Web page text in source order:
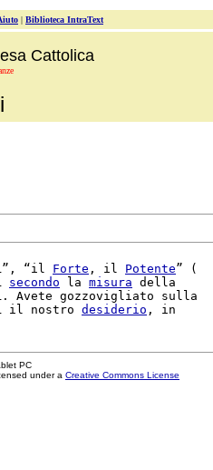
| Biblioteca IntraText
Cattolica
”, “il Forte , il Potente” (
secondo la misura della
. Avete gozzovigliato sulla
il nostro desiderio
PC
under a Creative Commons License